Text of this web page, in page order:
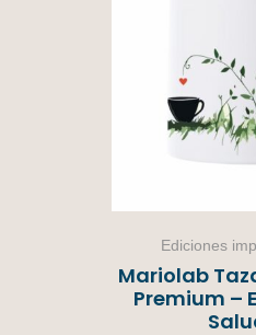
Ediciones
Mariolab
Premium –